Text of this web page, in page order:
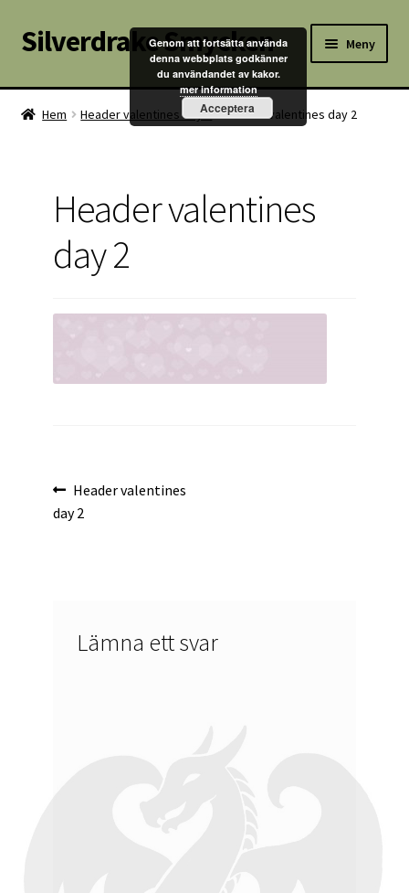
Hoppa
till
Hoppa
till
Silverdrake Smycken Meny
Hem
Hem Header valentines day 2 Header valentines day 2
Header valentines
day 2
Inläggsnavigering
Föregående
inlägg:
Header valentines
day 2
Lämna ett svar
Genom att fortsätta använda
denna webbplats godkänner
du användandet av kakor.
mer information
Acceptera